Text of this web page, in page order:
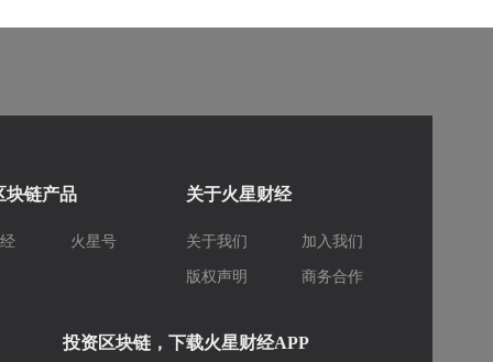
块链产品
火星号
关于火星财经
关于我们 加入我们
版权声明 商务合作
投资区块链，下载火星财经APP